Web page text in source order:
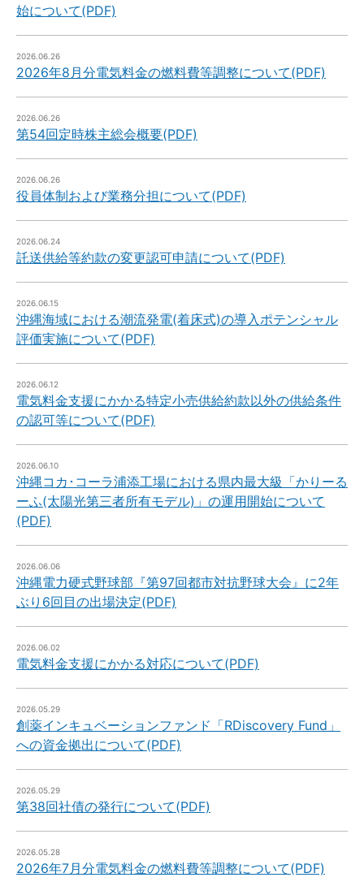
始について(PDF)
2026.06.26
2026年8月分電気料金の燃料費等調整について(PDF)
2026.06.26
第54回定時株主総会概要(PDF)
2026.06.26
役員体制および業務分担について(PDF)
2026.06.24
託送供給等約款の変更認可申請について(PDF)
2026.06.15
沖縄海域における潮流発電(着床式)の導入ポテンシャル
評価実施について(PDF)
2026.06.12
電気料金支援にかかる特定小売供給約款以外の供給条件
の認可等について(PDF)
2026.06.10
沖縄コカ･コーラ浦添工場における県内最大級「かりーる
ーふ(太陽光第三者所有モデル)」の運用開始について
(PDF)
2026.06.06
沖縄電力硬式野球部『第97回都市対抗野球大会』に2年
ぶり6回目の出場決定(PDF)
2026.06.02
電気料金支援にかかる対応について(PDF)
2026.05.29
創薬インキュベーションファンド「RDiscovery Fund」
への資金拠出について(PDF)
2026.05.29
第38回社債の発行について(PDF)
2026.05.28
2026年7月分電気料金の燃料費等調整について(PDF)